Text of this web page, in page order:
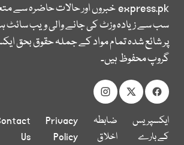
express.pkخبروں اور حالات حاضرہ سے
سب سے زیادہ وزٹ کی جانے والی ویب
پر شائع شدہ تمام مواد کے جملہ حقوق بحق
گروپ محفوظ ہیں۔
ایکسپریس
کے بارے
ضابطہ
اخلاق
Privacy
Policy
Us